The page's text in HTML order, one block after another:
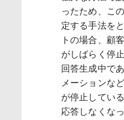
ったため、こ
定する手法を
トの場合、顧
がしばらく停
回答生成中で
メーションな
が停止してい
応答しなくな